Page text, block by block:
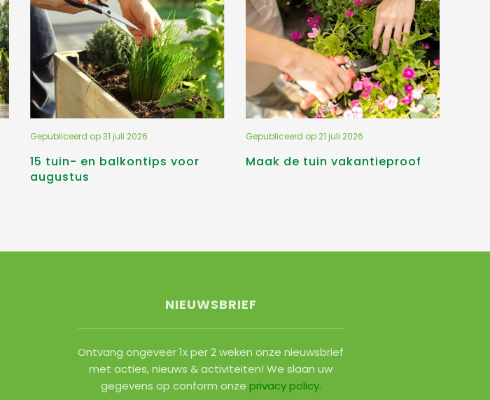
15 tuin- en balkontips voor
augustus
Gepubliceerd op31 juli 2026
Maak de tuin vakantieproof
Gepubliceerd op21 juli 2026
NIEUWSBRIEF
Ontvang ongeveer 1x per 2 weken onze nieuwsbrief
met acties, nieuws & activiteiten! We slaan uw
gegevens op conform onze privacy policy.